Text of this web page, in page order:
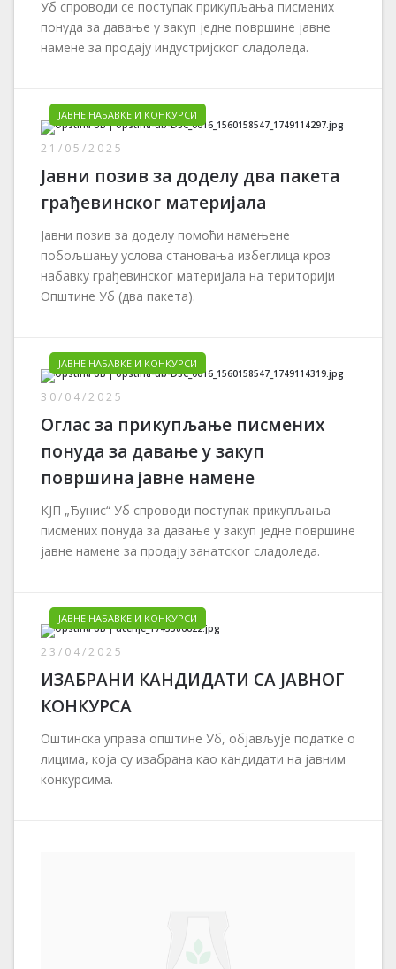
Уб спроводи се поступак прикупљања писмених
понуда за давање у закуп једне површине јавне
намене за продају индустријског сладоледа.
ЈАВНЕ НАБАВКЕ И КОНКУРСИ
21/05/2025
Јавни позив за доделу два пакета
грађевинског материјала
Јавни позив за доделу помоћи намењене
побољшању услова становања избеглица кроз
набавку грађевинског материјала на територији
Општине Уб (два пакета).
ЈАВНЕ НАБАВКЕ И КОНКУРСИ
30/04/2025
Оглас за прикупљање писмених
понуда за давање у закуп
површина јавне намене
КЈП „Ђунис“ Уб спроводи поступак прикупљања
писмених понуда за давање у закуп једне површине
јавне намене за продају занатског сладоледа.
ЈАВНЕ НАБАВКЕ И КОНКУРСИ
23/04/2025
ИЗАБРАНИ КАНДИДАТИ СА ЈАВНОГ
КОНКУРСА
Оштинска управа општине Уб, објављује податке о
лицима, која су изабрана као кандидати на јавним
конкурсима.